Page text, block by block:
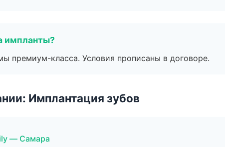
импланты?
премиум-класса. Условия прописаны в договоре.
Имплантация зубов
— Самара